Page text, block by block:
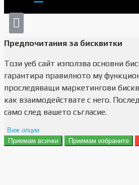
Предпочитания за бисквитки
Този уеб сайт използва основни
гарантира правилното му
проследяващи маркетингови
как взаимодействате с него.
само след вашето съгласие.
Виж опции
Препочитания за реклами
Приемам всички Приемам избраните